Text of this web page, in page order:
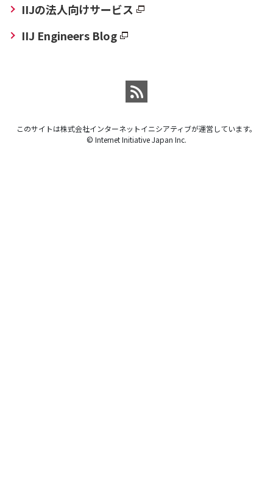
IIJの法人向けサービス
IIJ Engineers Blog
このサイトは株式会社インターネットイニシアティブが運営しています。
© Internet Initiative Japan Inc.